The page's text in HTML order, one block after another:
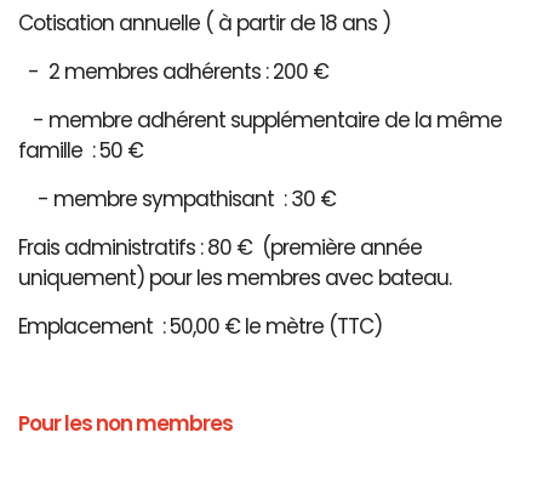
Cotisation annuelle ( à partir de 18 ans )
- 2 membres adhérents : 200 €
- membre adhérent supplémentaire de la même
famille : 50 €
- membre sympathisant : 30 €
Frais administratifs : 80 € (première année
uniquement) pour les membres avec bateau.
Emplacement : 50,00 € le mètre (TTC)
Pour les non membres